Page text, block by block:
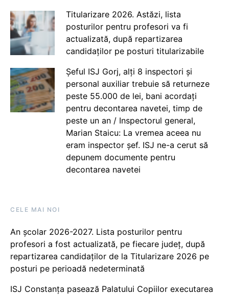
Titularizare 2026. Astăzi, lista
posturilor pentru profesori va fi
actualizată, după repartizarea
candidaților pe posturi titularizabile
Șeful ISJ Gorj, alți 8 inspectori și
personal auxiliar trebuie să returneze
peste 55.000 de lei, bani acordați
pentru decontarea navetei, timp de
peste un an / Inspectorul general,
Marian Staicu: La vremea aceea nu
eram inspector șef. ISJ ne-a cerut să
depunem documente pentru
decontarea navetei
CELE MAI NOI
An școlar 2026-2027. Lista posturilor pentru
profesori a fost actualizată, pe fiecare județ, după
repartizarea candidaților de la Titularizare 2026 pe
posturi pe perioadă nedeterminată
ISJ Constanța pasează Palatului Copiilor executarea